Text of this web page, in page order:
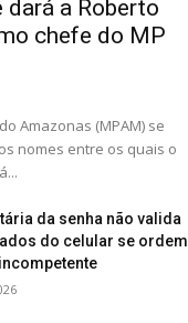
a Roberto
chefe do MP
Amazonas (MPAM) se
nomes entre os quais o
da senha não valida
do celular se ordem